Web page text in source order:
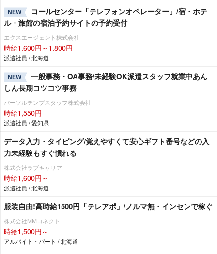
NEW
コールセンター「テレフォンオペレーター」/宿・ホテ
ル・旅館の宿泊予約サイトの予約受付
エクスエージェント株式会社
時給1,600円～1,800円
派遣社員 / 北海道
NEW
一般事務・OA事務/未経験OK派遣スタッフ就業中あん
しん長期コツコツ事務
パーソルテンプスタッフ株式会社
時給1,550円
派遣社員 / 愛知県
データ入力・タイピング/覚えやすくて安心ギフト番号などの入
力未経験もすぐ慣れる
株式会社ラブキャリア
時給1,600円～
派遣社員 / 北海道
服装自由!高時給1500円「テレアポ」/ノルマ無・インセンで稼ぐ
株式会社MMコネクト
時給1,500円～
アルバイト・パート / 北海道